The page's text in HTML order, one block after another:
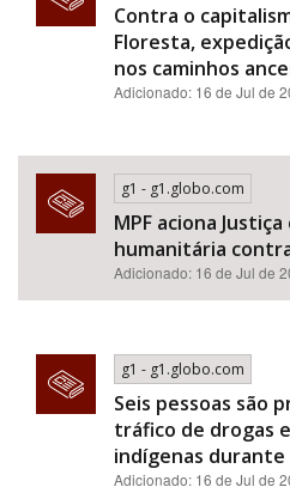
Contra o
Floresta,
nos caminhos
Adicionado: 16 de Jul de
g1 - g1.globo.com
MPF aciona
humanitária
Adicionado: 16 de Jul de
g1 - g1.globo.com
Seis pessoas são
tráfico de drogas
indígenas durante
Adicionado: 16 de Jul de